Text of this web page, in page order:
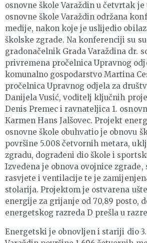
osnovne škole Varaždin u četvrtak
osnovne škole Varaždin održana
medije, nakon koje je uslijedio
školske zgrade. Na konferenciji su
gradonačelnik Grada Varaždina dr.
privremena pročelnica Upravnog
komunalno gospodarstvo Martina
pročelnica Upravnog odjela za
Danijela Vusić, voditelj ključnih
Denis Premec i ravnateljica 1.
Karmen Hans Jalšovec. Projekt
osnovne škole obuhvatio je obnovu
površine 5.008 četvornih metara,
zgradu, dograđeni dio škole i
Izvedena je obnova ovojnice zgrade,
rasvjete i ventilacije te je
stolarija. Projektom je ostvarena
energije za grijanje od 70,89 posto,
energetskog razreda D prešla u
Energetski je obnovljen i stariji dio